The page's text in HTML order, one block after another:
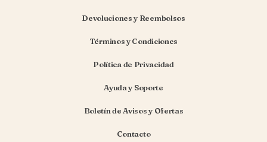
Devoluciones y Reembolsos
Términos y Condiciones
Política de Privacidad
Ayuda y Soporte
Boletín de Avisos y Ofertas
Contacto